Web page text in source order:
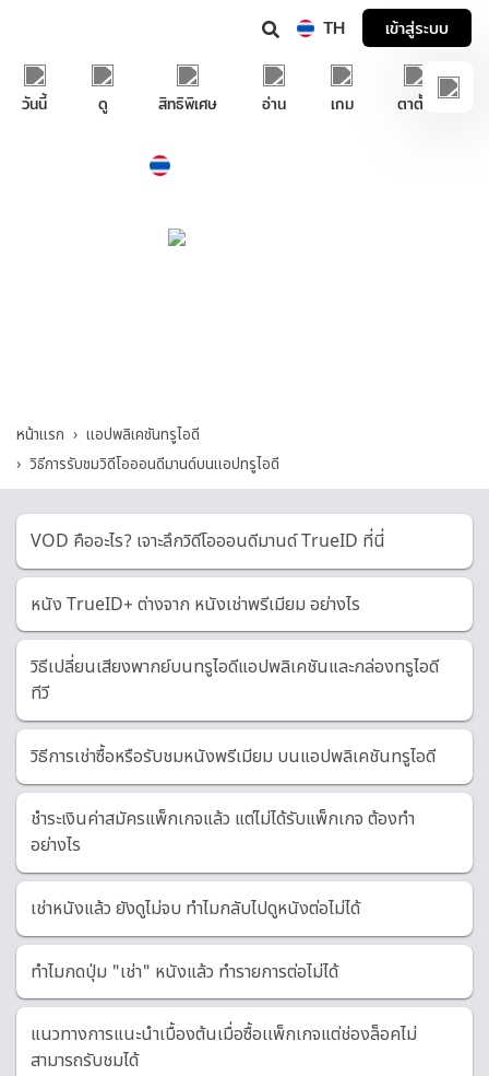
TH เข้าสู่ระบบ
วันนี้ ดู สิทธิพิเศษ อ่าน เกม ตาตั้ง
หน้าแรก
แอปพลิเคชันทรูไอดี
วิธีการรับชมวิดีโอออนดีมานด์บนแอปทรูไอดี
VOD คืออะไร? เจาะลึกวิดีโอออนดีมานด์ TrueID ที่นี่
หนัง TrueID+ ต่างจาก หนังเช่าพรีเมียม อย่างไร
วิธีเปลี่ยนเสียงพากย์บนทรูไอดีแอปพลิเคชันและกล่องทรูไอดี
ทีวี
วิธีการเช่าซื้อหรือรับชมหนังพรีเมียม บนแอปพลิเคชันทรูไอดี
ชำระเงินค่าสมัครแพ็กเกจแล้ว แต่ไม่ได้รับแพ็กเกจ ต้องทำ
อย่างไร
เช่าหนังแล้ว ยังดูไม่จบ ทำไมกลับไปดูหนังต่อไม่ได้
ทำไมกดปุ่ม "เช่า" หนังแล้ว ทำรายการต่อไม่ได้
แนวทางการแนะนำเบื้องต้นเมื่อซื้อเเพ็กเกจแต่ช่องล็อคไม่
สามารถรับชมได้